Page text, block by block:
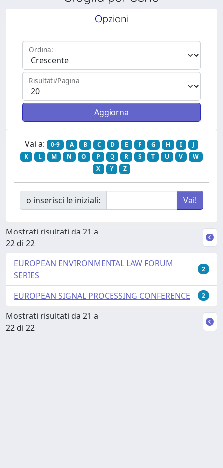
Opzioni
Ordina:
Risultati/Pagina
Vai a: 0-9 A B C D E F G H I
J
K
L M N O P Q R S T U V
W
X
Y Z
o inserisci le iniziali:
Mostrati risultati da 21 a
22 di 22
EUROPEAN ENVIRONMENTAL LAW FORUM
SERIES
2
EUROPEAN SIGNAL PROCESSING CONFERENCE 2
Mostrati risultati da 21 a
22 di 22